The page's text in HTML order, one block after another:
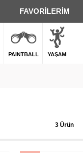
FAVORİLERİM
PAINTBALL YAŞAM
3 Ürün